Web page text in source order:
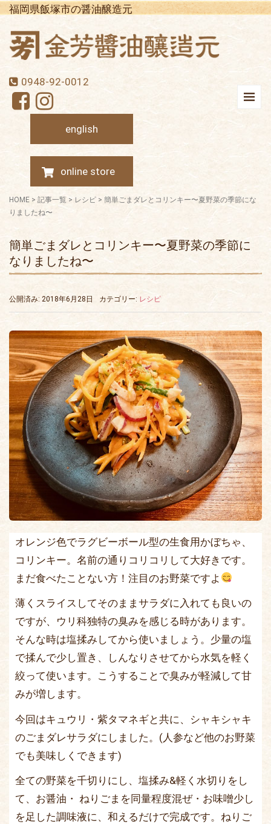
福岡県飯塚市の醤油醸造元
0948-92-0012
english
online store
HOME > 記事一覧 > レシピ > 簡単ごまダレとコリンキー〜夏野菜の季節にな
りましたね〜
簡単ごまダレとコリンキー〜夏野菜の季節に
なりましたね〜
公開済み: 2018年6月28日 カテゴリー: レシピ
オレンジ色でラグビーボール型の生食用かぼちゃ、
コリンキー。名前の通りコリコリして大好きです。
まだ食べたことない方！注目のお野菜ですよ
薄くスライスしてそのままサラダに入れても良いの
ですが、ウリ科独特の臭みを感じる時があります。
そんな時は塩揉みしてから使いましょう。少量の塩
で揉んで少し置き、しんなりさせてから水気を軽く
絞って使います。こうすることで臭みが軽減して甘
みが増します。
今回はキュウリ・紫タマネギと共に、シャキシャキ
のごまダレサラダにしました。(人参など他のお野菜
でも美味しくできます)
全ての野菜を千切りにし、塩揉み&軽く水切りをし
て、お醤油・ ねりごまを同量程度混ぜ・お味噌少し
を足した調味液に、和えるだけで完成です。ねりご